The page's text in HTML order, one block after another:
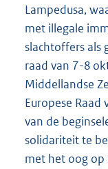
Lampedusa,
met illegale
slachtoffers als
raad van 7-8
Middellandse
Europese Raad
van de
solidariteit te
met het oog